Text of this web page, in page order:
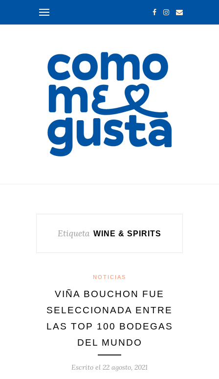
Etiqueta WINE & SPIRITS
NOTICIAS
VIÑA BOUCHON FUE
SELECCIONADA ENTRE
LAS TOP 100 BODEGAS
DEL MUNDO
Escrito el 22 agosto, 2021